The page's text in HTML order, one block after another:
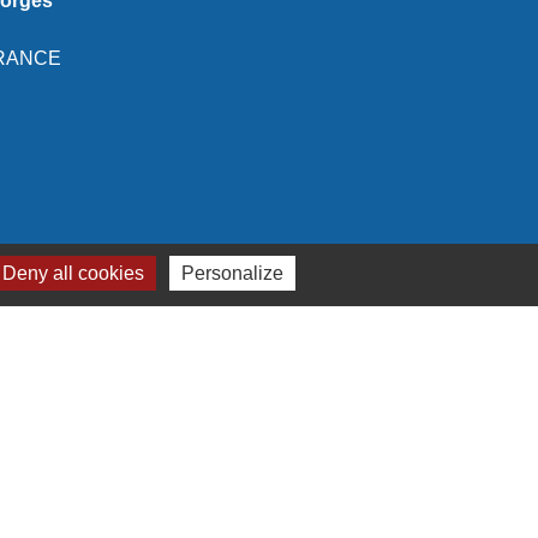
all cookies Personalize